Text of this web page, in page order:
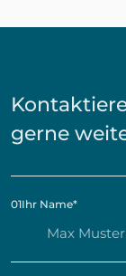
gerne
01Ihr Name*